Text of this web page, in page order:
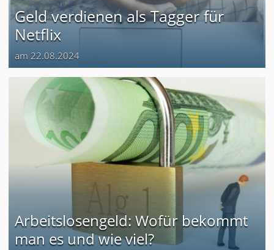
Geld verdienen als Tagger für
Netflix
am 22.08.2024
Arbeitslosengeld: Wofür bekommt
man es und wie viel?